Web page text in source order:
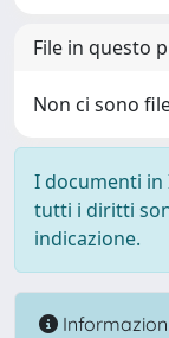
File in questo
Non ci sono
I documenti in
tutti i diritti
indicazione.